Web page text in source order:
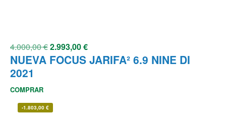
4.000,00€2.993,00€
NUEVA FOCUS JARIFA² 6.9 NINE DI
2021
COMPRAR
-1.803,00 €